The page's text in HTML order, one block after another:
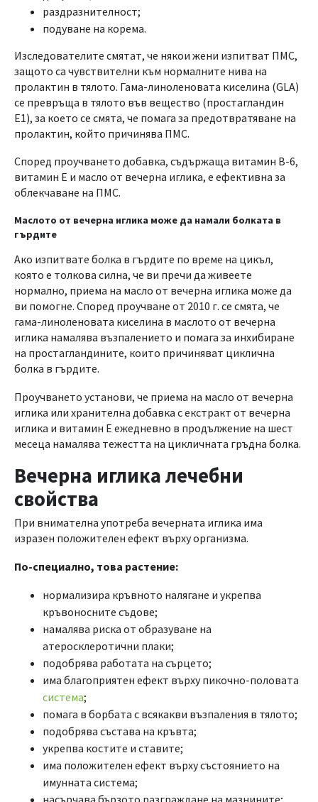
раздразнителност;
подуване на корема.
Изследователите смятат, че някои жени изпитват ПМС,
защото са чувствителни към нормалните нива на
пролактин в тялото. Гама-линоленовата киселина (GLA)
се превръща в тялото във вещество (простагландин
Е1), за което се смята, че помага за предотвратяване на
пролактин, който причинява ПМС.
Според проучването добавка, съдържаща витамин B-6,
витамин E и масло от вечерна иглика, е ефективна за
облекчаване на ПМС.
Маслото от вечерна иглика може да намали болката в
гърдите
Ако изпитвате болка в гърдите по време на цикъл,
която е толкова силна, че ви пречи да живеете
нормално, приема на масло от вечерна иглика може да
ви помогне. Според проучване от 2010 г. се смята, че
гама-линоленовата киселина в маслото от вечерна
иглика намалява възпалението и помага за инхибиране
на простагландините, които причиняват циклична
болка в гърдите.
Проучването установи, че приема на масло от вечерна
иглика или хранителна добавка с екстракт от вечерна
иглика и витамин Е ежедневно в продължение на шест
месеца намалява тежестта на цикличната гръдна болка.
Вечерна иглика лечебни
свойства
При внимателна употреба вечерната иглика има
изразен положителен ефект върху организма.
По-специално, това растение:
нормализира кръвното налягане и укрепва
кръвоносните съдове;
намалява риска от образуване на
атеросклеротични плаки;
подобрява работата на сърцето;
има благоприятен ефект върху пикочно-половата
система;
помага в борбата с всякакви възпаления в тялото;
подобрява състава на кръвта;
укрепва костите и ставите;
има положителен ефект върху състоянието на
имунната система;